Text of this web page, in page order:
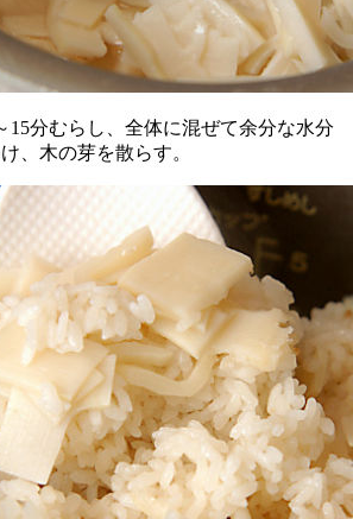
15分むらし、全体に混ぜて余分な水分
、木の芽を散らす。